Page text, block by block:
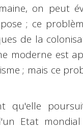
on peut
; ce
de la
moderne est
; mais ce
qu'elle
Etat